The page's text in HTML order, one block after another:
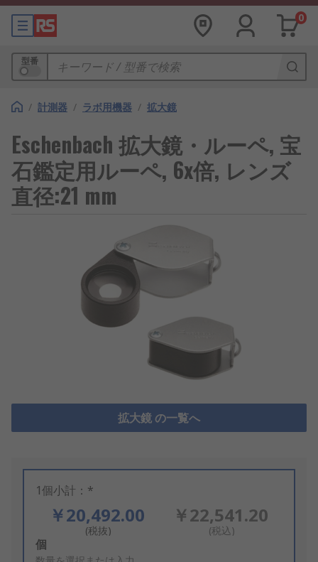
0
型番
/ 計測器 / ラボ用機器 / 拡大鏡
Eschenbach 拡大鏡・ルーペ, 宝
石鑑定用ルーペ, 6x倍, レンズ
直径:21 mm
拡大鏡 の一覧へ
1個小計：*
￥20,492.00
(税抜)
￥22,541.20
(税込)
Add
個